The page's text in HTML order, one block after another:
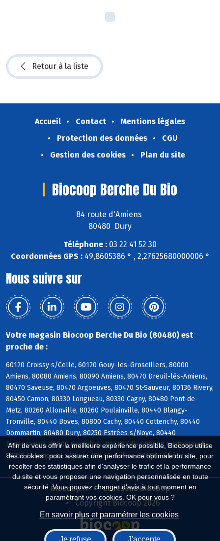
Afin de vous offrir la meilleure expérience possible, Biocoop utilise
des cookies : pour assurer une performance optimale du site, pour
récolter des statistiques afin d'analyser le trafic et la performance
du site et vous proposer une navigation personnalisée en toute
sécurité. Vous pouvez changer d'avis à tout moment en
paramétrant vos cookies. OK pour vous ?
En savoir plus et paramétrer les cookies
Je refuse J'accepte
Retour à la liste
Accueil Contact
Mentions légales
Protection des données
CGU
Gestion des cookies
Plan du site
Biocoop Berche Du Bio
84 route d'Amiens
80480 Dury
Téléphone : 03 22 41 52 30
Coordonnées GPS :49,8605386 ° , 2,27625680000006 °
Nous suivre sur
Votre magasin Biocoop Berche Du Bio (80480) est
proche de :
60120 Croissy s/Celle, 60120 Gouy-les-Groseillers, 80000
Amiens, 80080 Amiens, 80090 Amiens, 80470 Dreuil-lès-Amiens,
80470 Saveuse, 80470 Argoeuves, 80470 St-Sauveur, 80136 Rivery,
80450 Camon, 80330 Longueau, 80330 Cagny, 80480 Pont-de-
Metz, 80260 Allonville, 80260 Poulainville, 80440 Blangy-
Tronville, 80440 Boves, 80800 Cachy, 80440 Cottenchy, 80440
Dommartin, 80480 Dury, 80250 Estrées s/Noye, 80440
Fouencamps, 80800 Gentelles, 80440 Glisy, 80680 Grattepanche,
80250 Guyencourt s/Noye, 80440 Hailles, 80680 Hébécourt
Biocoop.fr
Le réseau Biocoop
Copyright Biocoop 2026